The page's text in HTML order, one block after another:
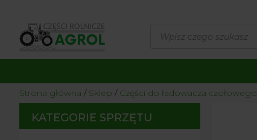
produktów
Strona główna / Sklep / Części do ładowacza czołowego
KATEGORIE SPRZĘTU